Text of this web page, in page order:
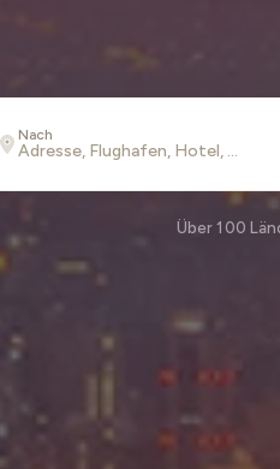
Nach
Über 100